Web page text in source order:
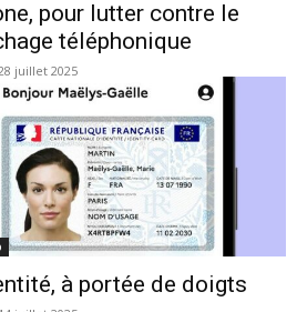
pour lutter contre le
téléphonique
juillet 2025
à portée de doigts